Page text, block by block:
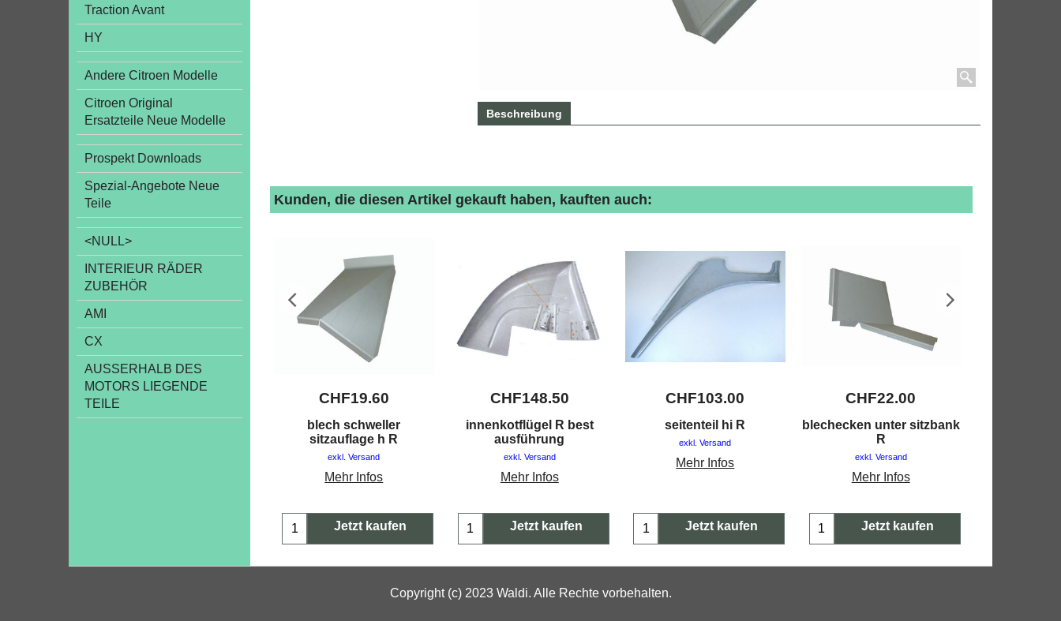
Traction Avant
HY
Andere Citroen Modelle
Citroen Original
Ersatzteile Neue Modelle
Prospekt Downloads
Spezial-Angebote Neue
Teile
<NULL>
INTERIEUR RÄDER
ZUBEHÖR
AMI
CX
AUSSERHALB DES
MOTORS LIEGENDE
TEILE
Beschreibung
Kunden, die diesen Artikel gekauft haben, kauften auch:
CHF19.60
blech schweller
sitzauflage h R
exkl. Versand
Mehr Infos
Jetzt kaufen
CHF148.50
innenkotflügel R best
ausführung
exkl. Versand
Mehr Infos
Jetzt kaufen
CHF103.00
seitenteil hi R
exkl. Versand
Mehr Infos
Jetzt kaufen
CHF22.00
blechecken unter sitzbank
R
exkl. Versand
Mehr Infos
Jetzt kaufen
Copyright (c) 2023 Waldi. Alle Rechte vorbehalten.